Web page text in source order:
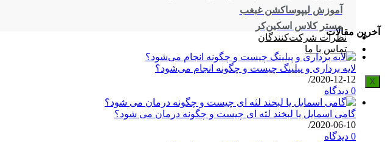
آموزش لیپوساکشن غبغب
مستر کلاس اسکین‌کر
نظرات شرکت‌کنندگان
تماس با ما
X
آخرین مقالات
لایه برداری و پیلینگ چیست و چگونه انجام می‌شود؟
2020-12-12
/
0 دیدگاه
گامی اسمایل یا لبخند لثه ای چیست و چگونه درمان می شود؟
2020-06-10
/
0 دیدگاه